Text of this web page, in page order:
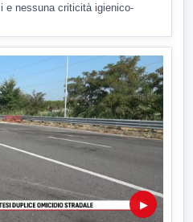
e nessuna criticità igienico-
▶